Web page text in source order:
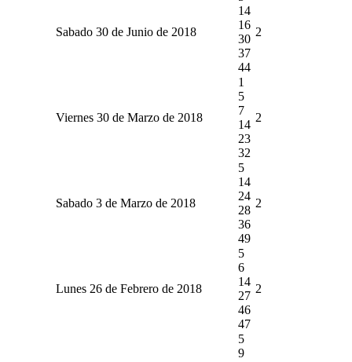
Sabado 30 de Junio de 2018
14
16
30
37
44
2
Viernes 30 de Marzo de 2018
1
5
7
14
23
32
2
Sabado 3 de Marzo de 2018
5
14
24
28
36
49
2
Lunes 26 de Febrero de 2018
5
6
14
27
46
47
2
5
9